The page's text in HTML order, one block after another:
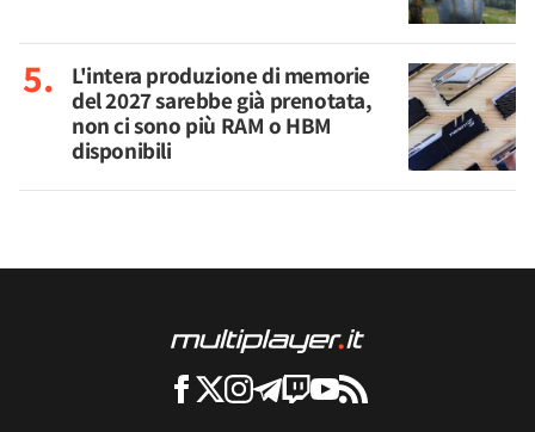
L'intera produzione di memorie
del 2027 sarebbe già prenotata,
non ci sono più RAM o HBM
disponibili